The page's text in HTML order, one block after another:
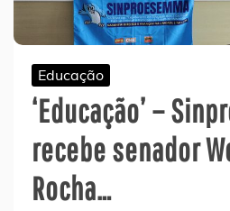
Educação
‘Educação’ –
recebe senador
Rocha…